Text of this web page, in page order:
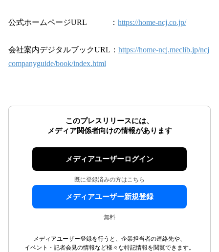
公式ホームページURL ： https://home-ncj.co.jp/
会社案内デジタルブックURL： https://home-ncj.meclib.jp/ncj
companyguide/book/index.html
このプレスリリースには、
メディア関係者向けの情報があります
メディアユーザーログイン
既に登録済みの方はこちら
メディアユーザー新規登録
無料
メディアユーザー登録を行うと、企業担当者の連絡先や、
イベント・記者会見の情報など様々な特記情報を閲覧できます。